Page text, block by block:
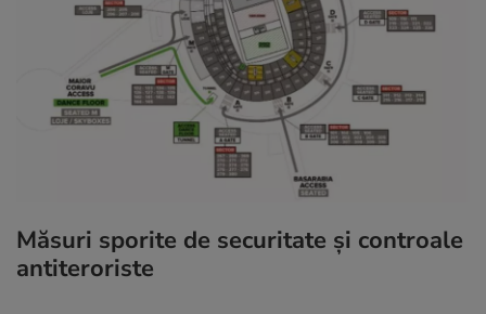
Măsuri sporite de securitate și controale
antiteroriste